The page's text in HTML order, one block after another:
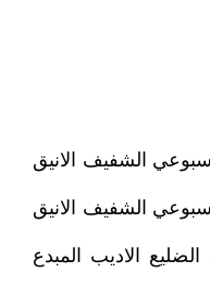
الشفيف الانيق
الشفيف الانيق
الاديب المبدع